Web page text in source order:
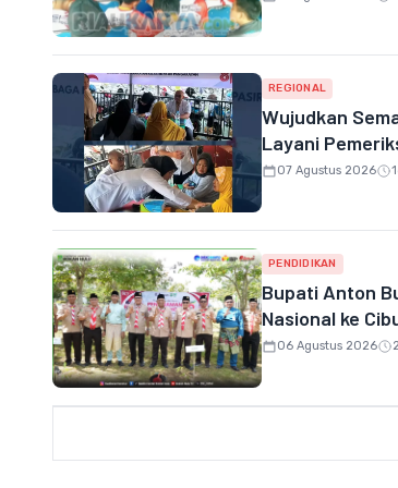
REGIONAL
Wujudkan
Layani
07 Agustus 2026
PENDIDIKAN
Bupati Anton
Nasional ke
06 Agustus 2026